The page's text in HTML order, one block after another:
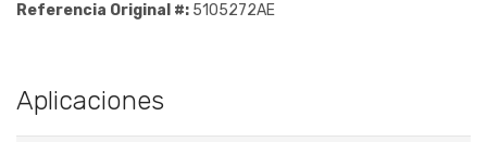
Referencia Original #: 5105272AE
Aplicaciones